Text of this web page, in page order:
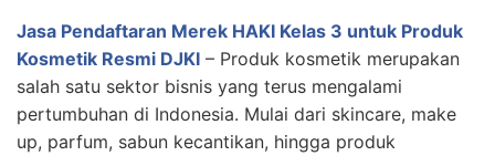
Jasa Pendaftaran Merek HAKI Kelas 3 untuk Produk
Kosmetik Resmi DJKI – Produk kosmetik merupakan
salah satu sektor bisnis yang terus mengalami
pertumbuhan di Indonesia. Mulai dari skincare, make
up, parfum, sabun kecantikan, hingga produk